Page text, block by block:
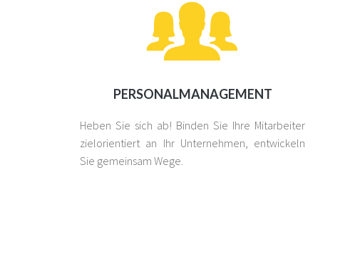
PERSONALMANAGEMENT
Heben Sie sich ab! Binden Sie Ihre Mitarbeiter
zielorientiert an Ihr Unternehmen, entwickeln
Sie gemeinsam Wege.